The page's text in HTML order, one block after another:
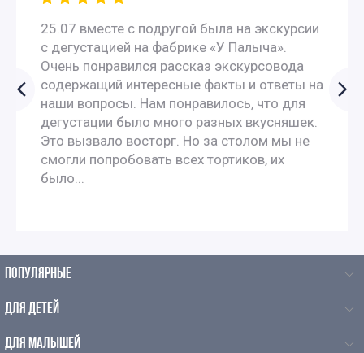
25.07 вместе с подругой была на экскурсии
с дегустацией на фабрике «У Палыча».
Очень понравился рассказ экскурсовода
содержащий интересные факты и ответы на
наши вопросы. Нам понравилось, что для
дегустации было много разных вкусняшек.
Это вызвало восторг. Но за столом мы не
смогли попробовать всех тортиков, их
было...
ПОПУЛЯРНЫЕ
ДЛЯ ДЕТЕЙ
ДЛЯ МАЛЫШЕЙ